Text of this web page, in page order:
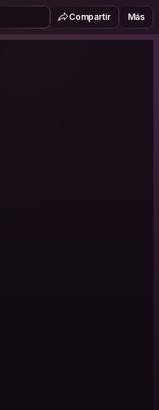
Compartir Más